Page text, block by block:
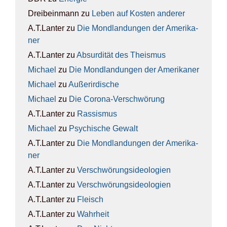
Dreibeinmann zu Leben auf Kos­ten ande­rer
A.T.Lanter zu Die Mond­lan­dun­gen der Ame­ri­ka­
ner
A.T.Lanter zu Absur­di­tät des The­is­mus
Michael zu Die Mond­lan­dun­gen der Ame­ri­ka­ner
Michael zu Außer­ir­di­sche
Michael zu Die Coro­na-Ver­schwö­rung
A.T.Lanter zu Ras­sis­mus
Michael zu Psy­chi­sche Gewalt
A.T.Lanter zu Die Mond­lan­dun­gen der Ame­ri­ka­
ner
A.T.Lanter zu Ver­schwö­rungs­ideo­lo­gien
A.T.Lanter zu Ver­schwö­rungs­ideo­lo­gien
A.T.Lanter zu Fleisch
A.T.Lanter zu Wahr­heit